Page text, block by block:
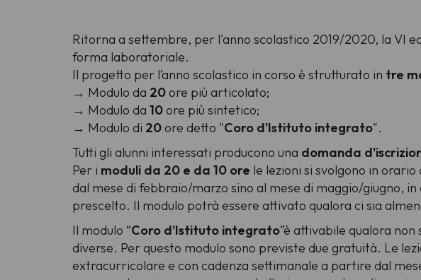
Ritorna a settembre, per l'anno scolastico 2019/2020, la VI
forma laboratoriale.
Il progetto per l’anno scolastico in corso è strutturato in tre
→ Modulo da 20ore più articolato;
→ Modulo da 10ore più sintetico;
→ Modulo di 20ore detto "Coro d'Istituto integrato".
Tutti gli alunni interessati producono una domanda
Per i moduli da 20 e da 10 ore le lezioni si svolgono in
dal mese di febbraio/marzo sino al mese di maggio/giugno,
prescelto. Il modulo potrà essere attivato qualora ci sia
Il modulo “Coro d’Istituto integrato”è attivabile qualora non
diverse. Per questo modulo sono previste due gratuità. Le
extracurricolare e con cadenza settimanale a partire dal